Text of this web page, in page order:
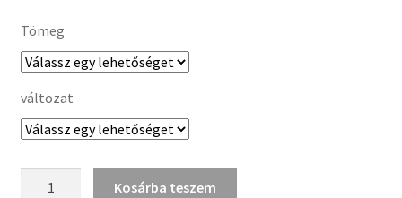
Tömeg
változat
Kosárba teszem